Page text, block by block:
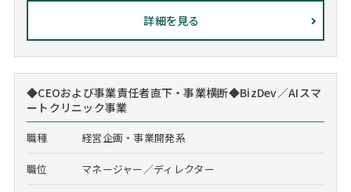
詳細を見る
◆CEOおよび事業責任者直下・事業横断◆BizDev／AIスマ
ートクリニック事業
職種 経営企画・事業開発系
職位 マネージャー／ディレクター